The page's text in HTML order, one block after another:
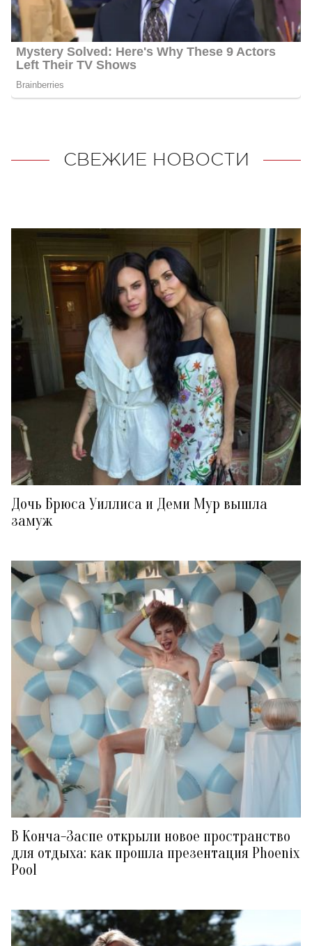
СВЕЖИЕ НОВОСТИ
Дочь Брюса Уиллиса и Деми Мур вышла
замуж
В Конча-Заспе открыли новое пространство
для отдыха: как прошла презентация Phoenix
Pool